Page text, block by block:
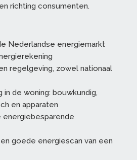
richting consumenten.
Nederlandse energiemarkt
regelgeving, zowel nationaal
in de woning: bouwkundig,
en apparaten
energiebesparende
goede energiescan van een